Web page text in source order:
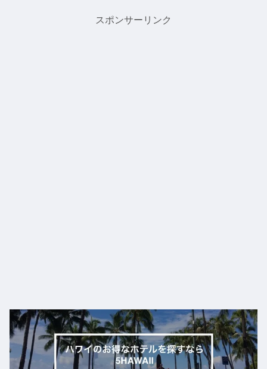
は18回目でした2023年2024年1.
下20℃にもなるアルバータ州に
スポンサーリンク